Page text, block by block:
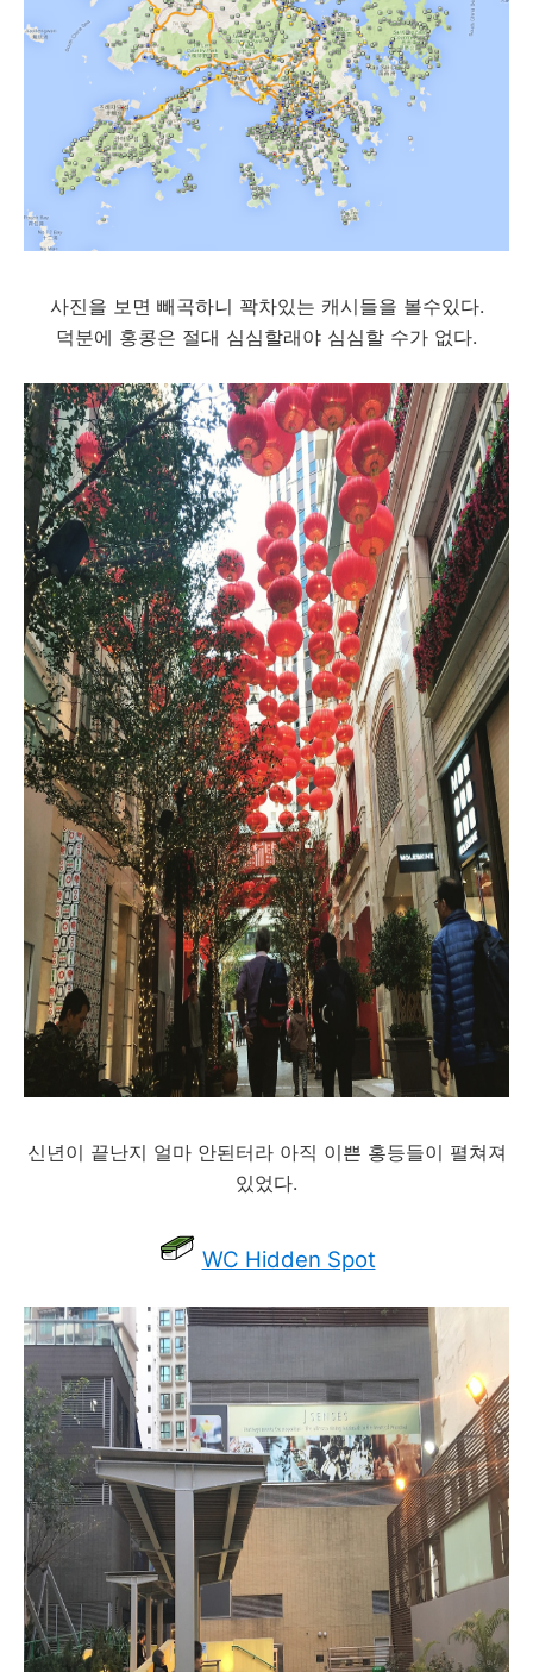
사진을 보면 빼곡하니 꽉차있는 캐시들을 볼수있다.
덕분에 홍콩은 절대 심심할래야 심심할 수가 없다.
신년이 끝난지 얼마 안된터라 아직 이쁜 홍등들이 펼쳐져
있었다.
WC Hidden Spot